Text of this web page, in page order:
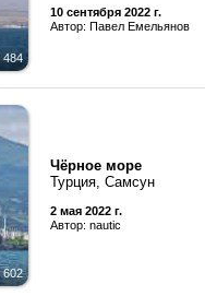
484
10 сентября 2022 г.
Автор: Павел Емельянов
602
Чёрное море
Турция, Самсун
2 мая 2022 г.
Автор: nautic